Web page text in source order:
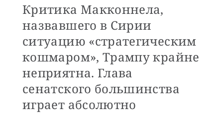
Критика Макконнела,
назвавшего в Сирии
ситуацию «стратегическим
кошмаром», Трампу крайне
неприятна. Глава
сенатского большинства
играет абсолютно